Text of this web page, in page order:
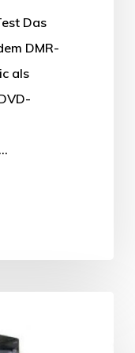
Das
DMR-
als